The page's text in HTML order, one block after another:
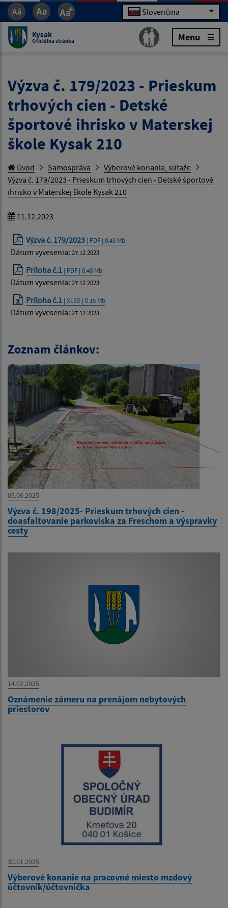
Slovenčina
Kysak
Oficiálna stránka Menu
Výzva č. 179/2023 - Prieskum
trhových cien - Detské
športové ihrisko v Materskej
škole Kysak 210
Úvod Samospráva
Výberové konania, súťaže
Výzva č. 179/2023 - Prieskum trhových cien - Detské športové
ihrisko v Materskej škole Kysak 210
11.12.2023
Výzva č. 179/2023 | PDF | 0.43 Mb
Dátum vyvesenia: 27.12.2023
Príloha č.1 | PDF | 0.48 Mb
Dátum vyvesenia: 27.12.2023
Príloha č.1 | XLSX | 0.15 Mb
Dátum vyvesenia: 27.12.2023
Zoznam článkov:
05.06.2025
Výzva č. 198/2025- Prieskum trhových cien -
doasfaltovanie parkoviska za Freschom a výspravky
cesty
14.02.2025
Oznámenie zámeru na prenájom nebytových
priestorov
30.01.2025
Výberové konanie na pracovné miesto mzdový
účtovník/účtovníčka